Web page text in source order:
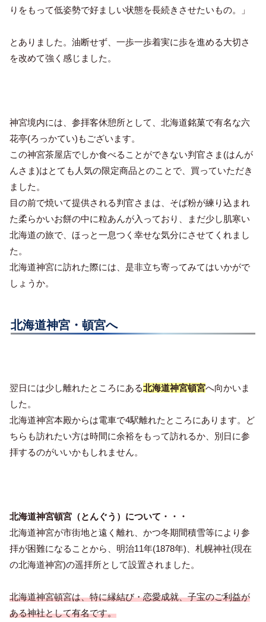
りをもって低姿勢で好ましい状態を長続きさせたいもの。」
とありました。油断せず、一歩一歩着実に歩を進める大切さ
を改めて強く感じました。
神宮境内には、参拝客休憩所として、北海道銘菓で有名な六
花亭(ろっかてい)もございます。
この神宮茶屋店でしか食べることができない判官さま(はんが
んさま)はとても人気の限定商品とのことで、買っていただき
ました。
目の前で焼いて提供される判官さまは、そば粉が練り込まれ
た柔らかいお餅の中に粒あんが入っており、まだ少し肌寒い
北海道の旅で、ほっと一息つく幸せな気分にさせてくれまし
た。
北海道神宮に訪れた際には、是非立ち寄ってみてはいかがで
しょうか。
北海道神宮・頓宮へ
翌日には少し離れたところにある北海道神宮頓宮へ向かいま
した。
北海道神宮本殿からは電車で4駅離れたところにあります。ど
ちらも訪れたい方は時間に余裕をもって訪れるか、別日に参
拝するのがいいかもしれません。
北海道神宮頓宮（とんぐう）について・・・
北海道神宮が市街地と遠く離れ、かつ冬期間積雪等により参
拝が困難になることから、明治11年(1878年)、札幌神社(現在
の北海道神宮)の遥拝所として設置されました。
北海道神宮頓宮は、特に縁結び・恋愛成就、子宝のご利益が
ある神社として有名です。